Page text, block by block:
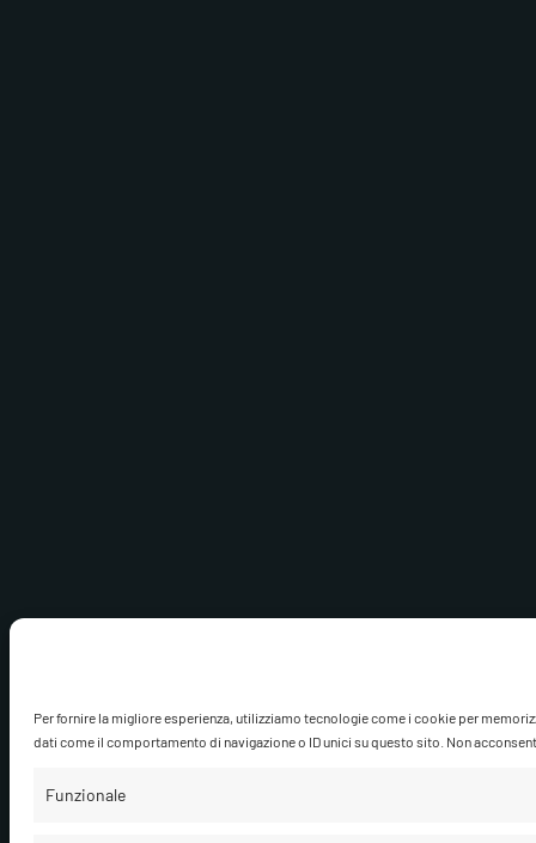
Per fornire la migliore esperienza, utilizziamo tecnologie come i cookie per
dati come il comportamento di navigazione o ID unici su questo sito. Non
Funzionale